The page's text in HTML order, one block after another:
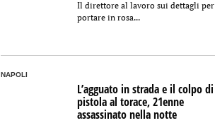
Il direttore al lavoro sui dettagli per
portare in rosa...
NAPOLI
L’agguato in strada e il colpo di
pistola al torace, 21enne
assassinato nella notte